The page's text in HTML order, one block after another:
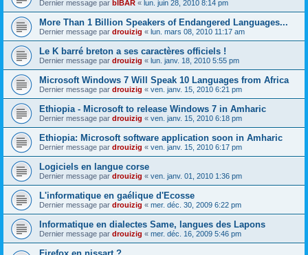
Dernier message par bIBAR « lun. juin 28, 2010 8:14 pm
More Than 1 Billion Speakers of Endangered Languages...
Dernier message par drouizig « lun. mars 08, 2010 11:17 am
Le K barré breton a ses caractères officiels !
Dernier message par drouizig « lun. janv. 18, 2010 5:55 pm
Microsoft Windows 7 Will Speak 10 Languages from Africa
Dernier message par drouizig « ven. janv. 15, 2010 6:21 pm
Ethiopia - Microsoft to release Windows 7 in Amharic
Dernier message par drouizig « ven. janv. 15, 2010 6:18 pm
Ethiopia: Microsoft software application soon in Amharic
Dernier message par drouizig « ven. janv. 15, 2010 6:17 pm
Logiciels en langue corse
Dernier message par drouizig « ven. janv. 01, 2010 1:36 pm
L'informatique en gaélique d'Ecosse
Dernier message par drouizig « mer. déc. 30, 2009 6:22 pm
Informatique en dialectes Same, langues des Lapons
Dernier message par drouizig « mer. déc. 16, 2009 5:46 pm